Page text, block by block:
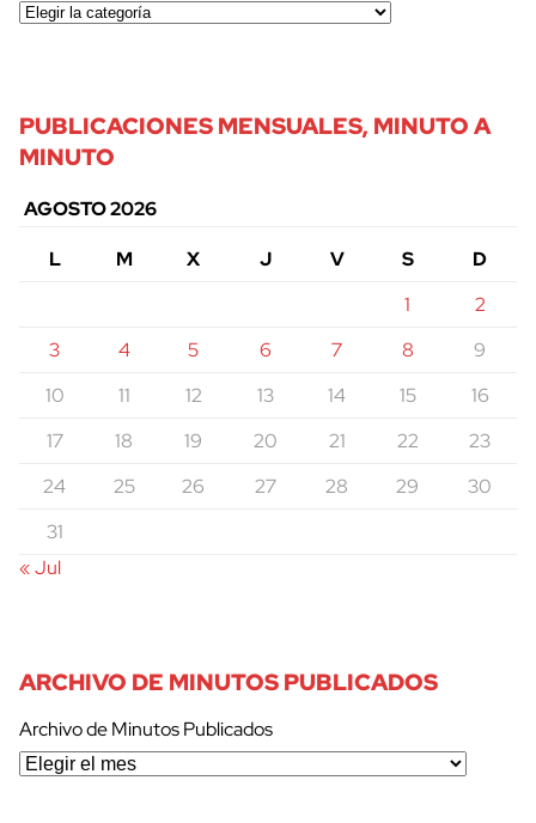
PUBLICACIONES MENSUALES, MINUTO A
MINUTO
AGOSTO 2026
L
M X J V S
D
1
2
3
4 5 6 7 8
9
10
11 12 13 14 15
16
17
18 19 20 21 22
23
24
25 26 27 28 29
30
31
« Jul
ARCHIVO DE MINUTOS PUBLICADOS
Archivo de Minutos Publicados